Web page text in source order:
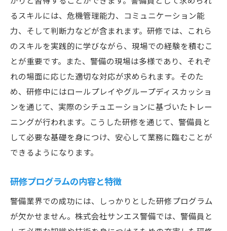
るスキルには、危機管理能力、コミュニケーション能
力、そして判断力などが含まれます。研修では、これら
のスキルを実践的に学びながら、現場での経験を積むこ
とが重要です。また、警備の現場は多様であり、それぞ
れの場面に応じた適切な対応が求められます。そのた
め、研修中にはロールプレイやグループディスカッショ
ンを通じて、実際のシチュエーションに基づいたトレー
ニングが行われます。こうした研修を通じて、警備員と
して必要な基礎を身につけ、安心して業務に臨むことが
できるようになります。
研修プログラムの内容と特徴
警備業界での成功には、しっかりとした研修プログラム
が欠かせません。株式会社サンエス警備では、警備員と